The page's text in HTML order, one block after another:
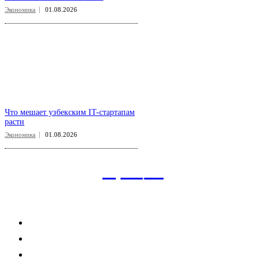
Экономика 01.08.2026
Что мешает узбекским IT-стартапам
расти
Экономика 01.08.2026